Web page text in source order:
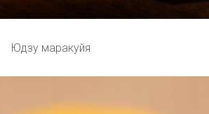
Юдзу маракуйя